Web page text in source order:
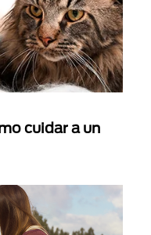
cuidar a un